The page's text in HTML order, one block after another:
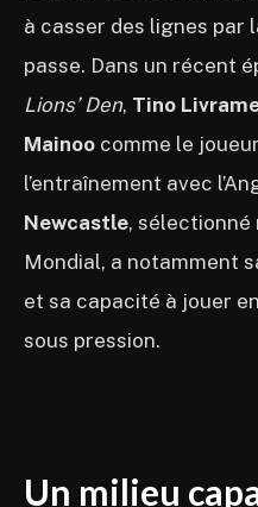
à casser des lignes par
passe. Dans un récent
Lions’ Den, Tino
Mainoo comme le
l’entraînement avec
Newcastle, sélectionné
Mondial, a notamment
et sa capacité à jouer
sous pression.
Un milieu